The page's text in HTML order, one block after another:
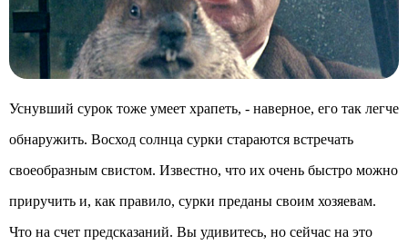
Уснувший сурок тоже умеет храпеть, - наверное, его так легче
обнаружить. Восход солнца сурки стараются встречать
своеобразным свистом. Известно, что их очень быстро можно
приручить и, как правило, сурки преданы своим хозяевам.
Что на счет предсказаний. Вы удивитесь, но сейчас на это